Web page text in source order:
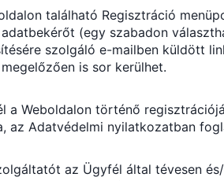
található Regisztráció
(egy szabadon
szolgáló e-mailben küldött
is sor kerülhet.
a Weboldalon történő
az Adatvédelmi nyilatkozatban
az Ügyfél által tévesen